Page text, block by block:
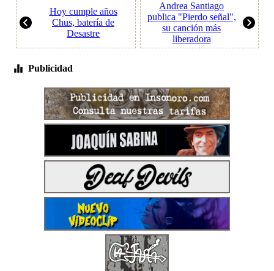
Hoy cumple años
Chus, batería de
Desastre
Andrea Santiago
publica "Pierdo señal",
su canción más
liberadora
Publicidad